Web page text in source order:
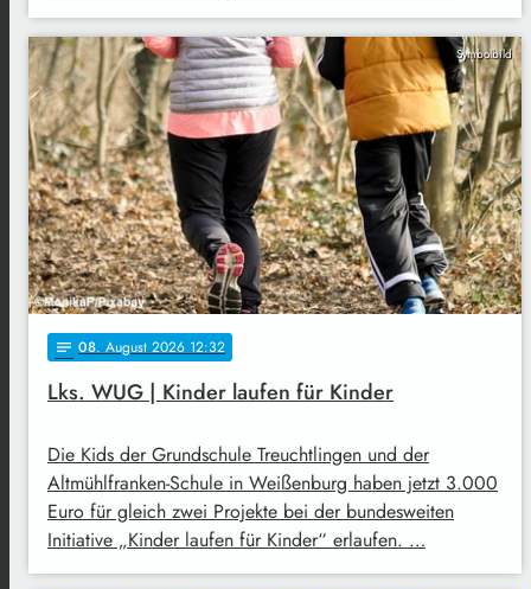
Symbolbild
notes 08. August 2026 12:32
Lks. WUG | Kinder laufen für Kinder
Die Kids der Grundschule Treuchtlingen und der
Altmühlfranken-Schule in Weißenburg haben jetzt 3.000
Euro für gleich zwei Projekte bei der bundesweiten
Initiative „Kinder laufen für Kinder“ erlaufen. …